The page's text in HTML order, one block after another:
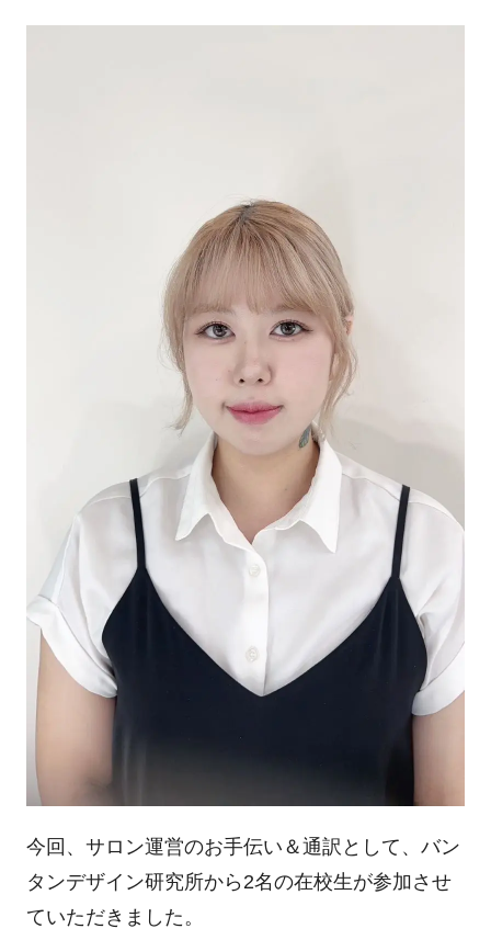
今回、サロン運営のお手伝い＆通訳として、バン
タンデザイン研究所から 2名の在校生が参加させ
ていただきました。